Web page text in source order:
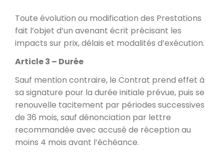
Toute évolution ou modification des Prestations
fait l’objet d’un avenant écrit précisant les
impacts sur prix, délais et modalités d’exécution.
Article 3 – Durée
Sauf mention contraire, le Contrat prend effet à
sa signature pour la durée initiale prévue, puis se
renouvelle tacitement par périodes successives
de 36 mois, sauf dénonciation par lettre
recommandée avec accusé de réception au
moins 4 mois avant l’échéance.